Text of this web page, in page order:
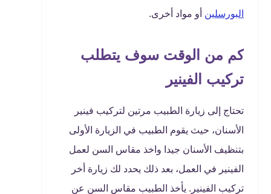
البورسلين أو مواد أخرى.
كم من الوقت سوف يتطلب
تركيب الفينير
تحتاج إلى زيارة الطبيب مرتين لتركيب فينير
الأسنان، حيث يقوم الطبيب في الزيارة الأولى
بتنظيف الأسنان جيدا واخذ مقاس السن لعمل
الفينير في العمل، بعد ذلك يحدد لك زيارة أخر
تركيب الفينير. يأخذ الطبيب مقاس السن عن